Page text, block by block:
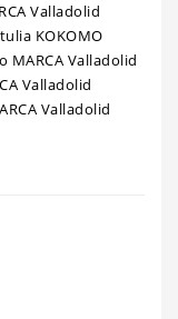
Valladolid
KOKOMO
MARCA Valladolid
Valladolid
Valladolid